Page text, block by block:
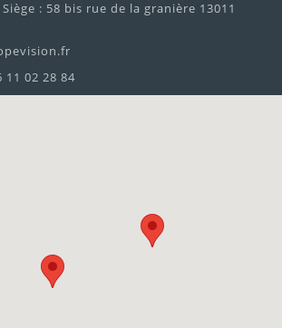
: 58 bis rue de la granière 13011
11 02 28 84